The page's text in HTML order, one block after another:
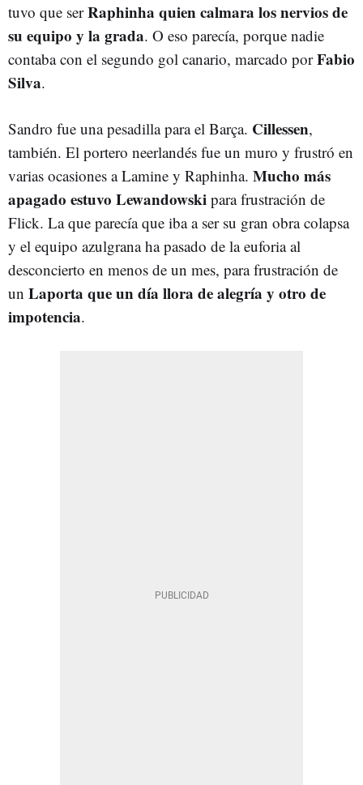
tuvo que serRaphinha quien calmara los nervios de
su equipo y la grada. O eso parecía, porque nadie
contaba con el segundo gol canario, marcado porFabio
Silva.
Sandro fue una pesadilla para el Barça. Cillessen,
también. El portero neerlandés fue un muro y frustró en
varias ocasiones a Lamine y Raphinha. Mucho más
apagado estuvo Lewandowski para frustración de
Flick. La que parecía que iba a ser su gran obra colapsa
y el equipo azulgrana ha pasado de la euforia al
desconcierto en menos de un mes, para frustración de
un Laporta que un día llora de alegría y otro de
impotencia.